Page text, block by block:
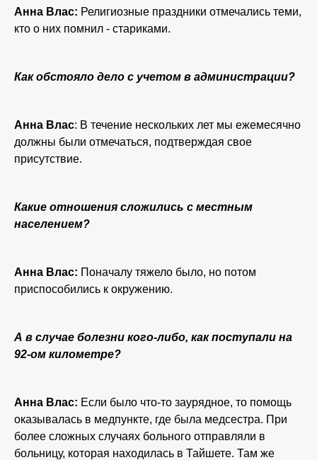
Анна Влас: Религиозные праздники отмечались теми,
кто о них помнил - стариками.
Как обстояло дело с учетом в администрации?
Анна Влас: В течение нескольких лет мы ежемесячно
должны были отмечаться, подтверждая свое
присутствие.
Какие отношения сложились с местным
населением?
Анна Влас: Поначалу тяжело было, но потом
приспособились к окружению.
А в случае болезни кого-либо, как поступали на
92-ом километре?
Анна Влас: Если было что-то заурядное, то помощь
оказывалась в медпункте, где была медсестра. При
более сложных случаях больного отправляли в
больницу, которая находилась в Тайшете. Там же